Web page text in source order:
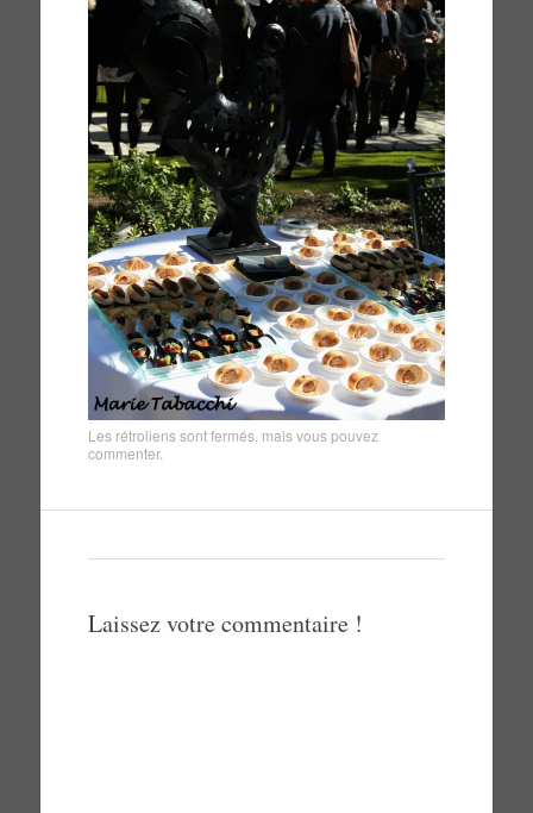
Les rétroliens sont fermés, mais vous pouvez
commenter.
Laissez votre commentaire !